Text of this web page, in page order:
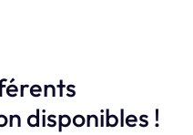
disponibles !